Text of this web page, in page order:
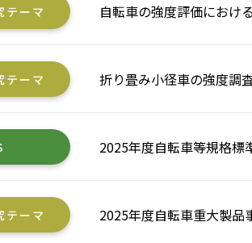
テーマ 自転車の強度評価におけ
テーマ 折り畳み小径車の強度調
2025年度自転車等規格標
テーマ 2025年度自転車重大製品